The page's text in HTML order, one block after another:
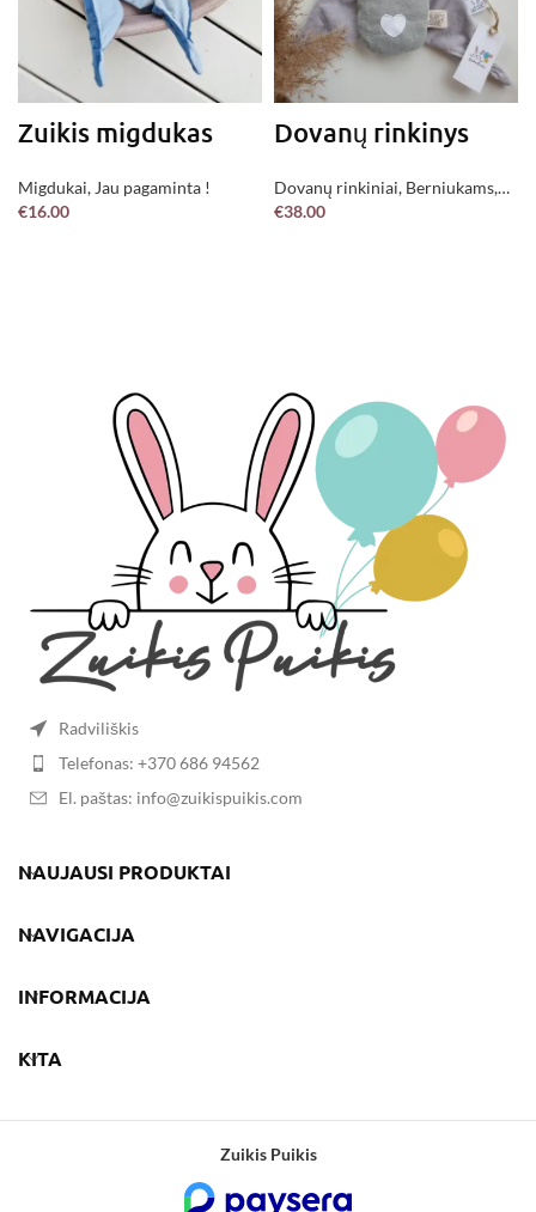
Zuikis migdukas
Migdukai, Jau pagaminta !
€16.00
Dovanų rinkinys
Dovanų rinkiniai, Berniukams,
Mergaitėms
€38.00
Radviliškis
Telefonas: +370 686 94562
El. paštas: info@zuikispuikis.com
NAUJAUSI PRODUKTAI
NAVIGACIJA
INFORMACIJA
KITA
Zuikis Puikis